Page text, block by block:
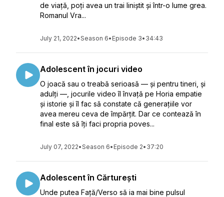
de viață, poți avea un trai liniștit și într-o lume grea.
Romanul Vra...
July 21, 2022•Season 6• Episode 3• 34:43
Adolescent în jocuri video
O joacă sau o treabă serioasă — și pentru tineri, și
adulți —, jocurile video îl învață pe Horia empatie
și istorie și îl fac să constate că generațiile vor
avea mereu ceva de împărțit. Dar ce contează în
final este să îți faci propria poves...
July 07, 2022•Season 6• Episode 2• 37:20
Adolescent în Cărturești
Unde putea Față/Verso să ia mai bine pulsul